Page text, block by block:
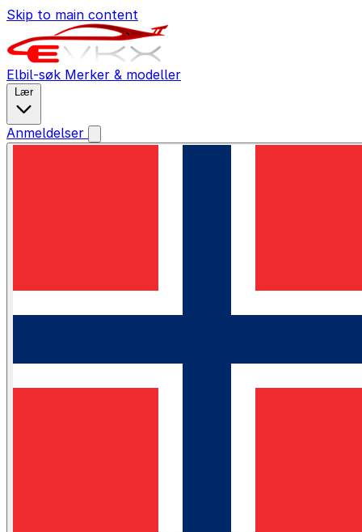
Skip to main content
Elbil-søk Merker & modeller
Lær
Anmeldelser